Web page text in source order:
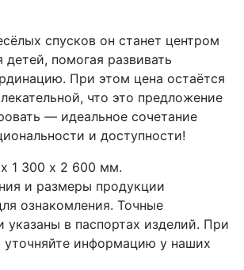
спусков он станет центром
детей, помогая развивать
При этом цена остаётся
что это предложение
— идеальное сочетание
и доступности!
1 300 х 2 600 мм.
и размеры продукции
ознакомления. Точные
указаны в паспортах изделий. При
уточняйте информацию у наших